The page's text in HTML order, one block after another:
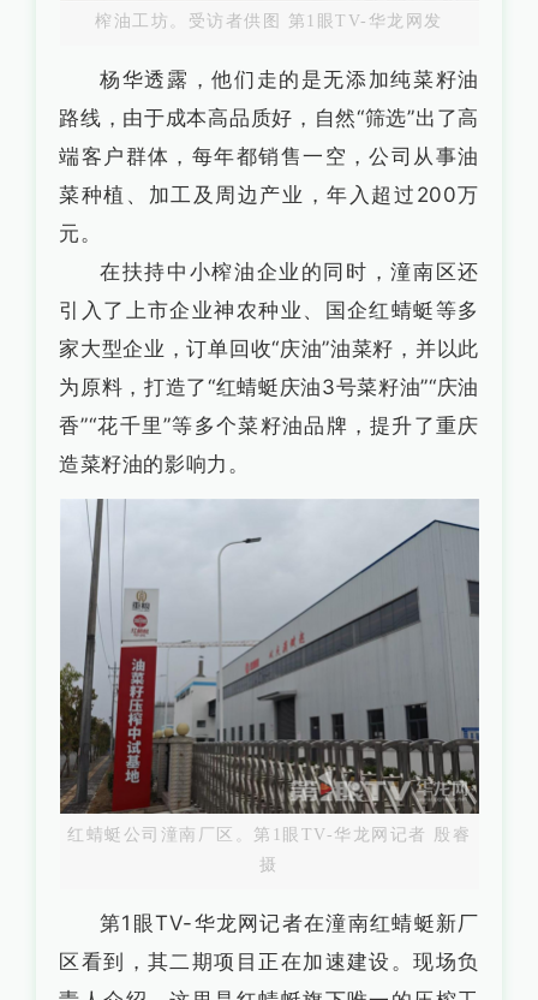
榨油工坊。受访者供图 第1眼TV-华龙网发
杨华透露，他们走的是无添加纯菜籽油
路线，由于成本高品质好，自然“筛选”出了高
端客户群体，每年都销售一空，公司从事油
菜种植、加工及周边产业，年入超过200万
元。
在扶持中小榨油企业的同时，潼南区还
引入了上市企业神农种业、国企红蜻蜓等多
家大型企业，订单回收“庆油”油菜籽，并以此
为原料，打造了“红蜻蜓庆油3号菜籽油”“庆油
香”“花千里”等多个菜籽油品牌，提升了重庆
造菜籽油的影响力。
红蜻蜓公司潼南厂区。第1眼TV-华龙网记者 殷睿
摄
第1眼TV-华龙网记者在潼南红蜻蜓新厂
区看到，其二期项目正在加速建设。现场负